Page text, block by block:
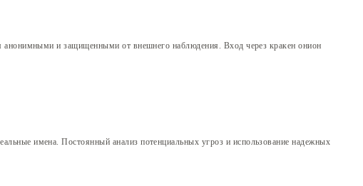
анонимными и защищенными от внешнего наблюдения. Вход через кракен онион
имена. Постоянный анализ потенциальных угроз и использование надежных